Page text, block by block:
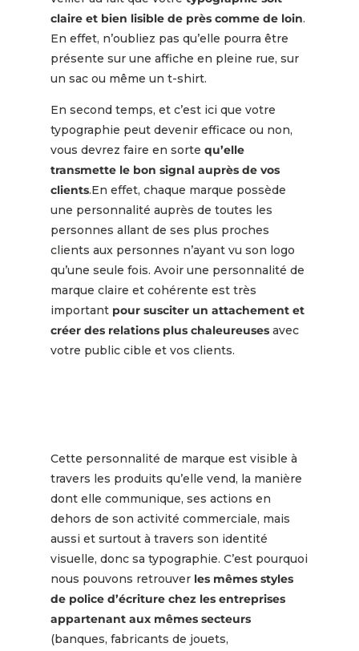
claire et bien lisible de près comme de loin.
En effet, n’oubliez pas qu’elle pourra être
présente sur une affiche en pleine rue, sur
un sac ou même un t-shirt.
En second temps, et c’est ici que votre
typographie peut devenir efficace ou non,
vous devrez faire en sorte qu’elle
transmette le bon signal auprès de vos
clients.En effet, chaque marque possède
une personnalité auprès de toutes les
personnes allant de ses plus proches
clients aux personnes n’ayant vu son logo
qu’une seule fois. Avoir une personnalité de
marque claire et cohérente est très
important pour susciter un attachement et
créer des relations plus chaleureuses avec
votre public cible et vos clients.
Cette personnalité de marque est visible à
travers les produits qu’elle vend, la manière
dont elle communique, ses actions en
dehors de son activité commerciale, mais
aussi et surtout à travers son identité
visuelle, donc sa typographie. C’est pourquoi
nous pouvons retrouver les mêmes styles
de police d’écriture chez les entreprises
appartenant aux mêmes secteurs
(banques, fabricants de jouets,